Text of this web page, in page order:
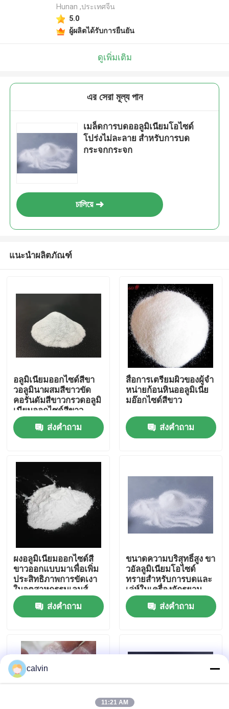
บ้าน
เกี่ยวกับเรา
ทัวร์โรงงาน
ติดต่อเรา
ขออ้าง
สื่อการพ่นเซรามิก
การพ่นลูกปัดเซรามิก
Hunan ,ประเทศจีน
5.0
ผู้ผลิตได้รับการยืนยัน
ดูเพิ่มเติม
এর সেরা মূল্য পান
เมล็ดการบดออลูมิเนียมโอไซด์
โปร่งไม่ละลาย สําหรับการบด
กระจกกระจก
চালিয়ে
แนะนำผลิตภัณฑ์
อลูมิเนียมออกไซด์สีขา
วอลูมินาผสมสีขาวขัด
คอรันดัมสีขาวกรวดอลูมิ
เนียมออกไซด์สีขาว
ส่งคำถาม
สื่อการเตรียมผิวของผู้จํา
หน่ายก้อนหินออลูมิเนีย
มอ๊อกไซด์สีขาว
ส่งคำถาม
ผงอลูมิเนียมออกไซด์สี
ขาวออกแบบมาเพื่อเพิ่ม
ประสิทธิภาพการขัดเงา
ในอุตสาหกรรมเลนส์
สายตาและเซมิ
คอนดักเตอร์ส่งคำถาม
ขนาดความบริสุทธิ์สูง ขา
วอัลลูมิเนียมโอไซด์
ทรายสําหรับการบดและ
เล่ห์ในเครื่องจักรยาน
ยนต์และอากาศและ
อิเล็กทรอนิกส์ส่งคำถาม
calvin
11:21 AM